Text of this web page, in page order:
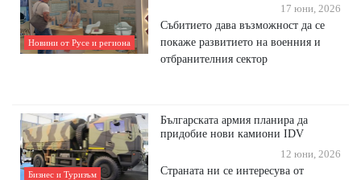
Новини от Русе и региона
17 юни, 2026
Събитието дава възможност да се
покаже развитието на военния и
отбранителния сектор
Бизнес и Туризъм
Българската армия планира да
придобие нови камиони IDV
12 юни, 2026
Страната ни се интересува от